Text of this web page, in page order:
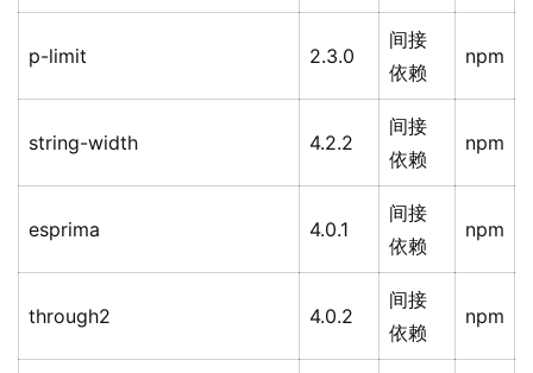
p-limit 2.3.0
间接
依赖
npm
string-width 4.2.2
间接
依赖
npm
esprima 4.0.1
间接
依赖
npm
through2 4.0.2
间接
依赖
npm